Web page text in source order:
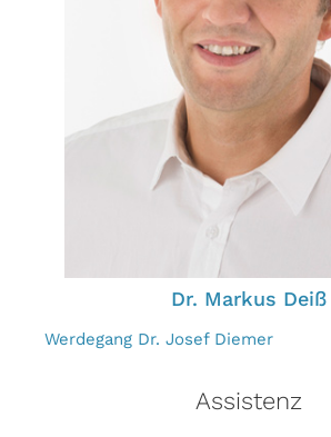
Dr. Markus Deiß
Werdegang Dr. Josef Diemer
Assistenz